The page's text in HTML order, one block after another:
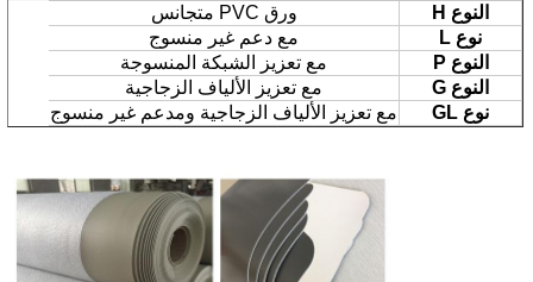
النوع H
ورق PVC متجانس
نوع L
مع دعم غير منسوج
النوع P
مع تعزيز الشبكة المنسوجة
النوع G
مع تعزيز الألياف الزجاجية
نوع GL
مع تعزيز الألياف الزجاجية ومدعم غير منسوج